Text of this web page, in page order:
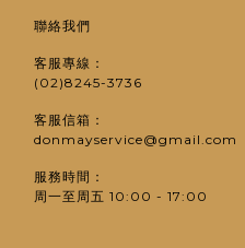
聯絡我們
客服專線：
(02)8245-3736
客服信箱：
donmayservice@gmail.com
服務時間：
周一至周五 10:00 - 17:00